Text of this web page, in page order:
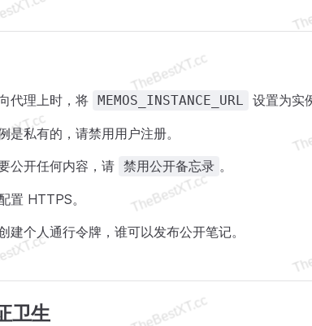
代理上时，将 MEMOS_INSTANCE_URL 设置为实
是私有的，请禁用用户注册。
公开任何内容，请 禁用公开备忘录 。
置 HTTPS。
建个人通行令牌，谁可以发布公开笔记。
卫生